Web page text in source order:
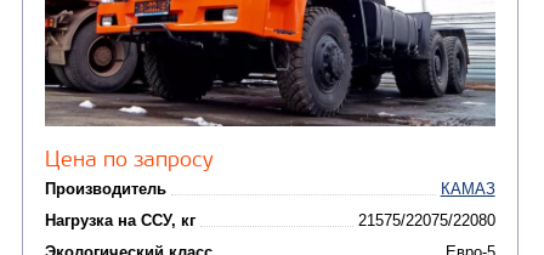
Узнать цену
СЕДЕЛЬНЫЙ ТЯГАЧ КАМАЗ 65221